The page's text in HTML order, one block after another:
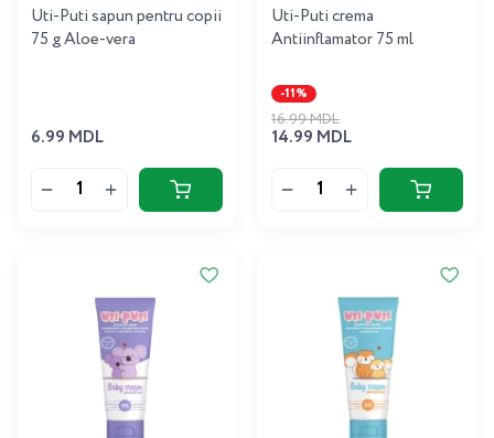
Uti-Puti sapun pentru copii
75 g Aloe-vera
6.99 MDL
Uti-Puti crema
Antiinflamator 75 ml
-11%
14.99 MDL
16.99 MDL